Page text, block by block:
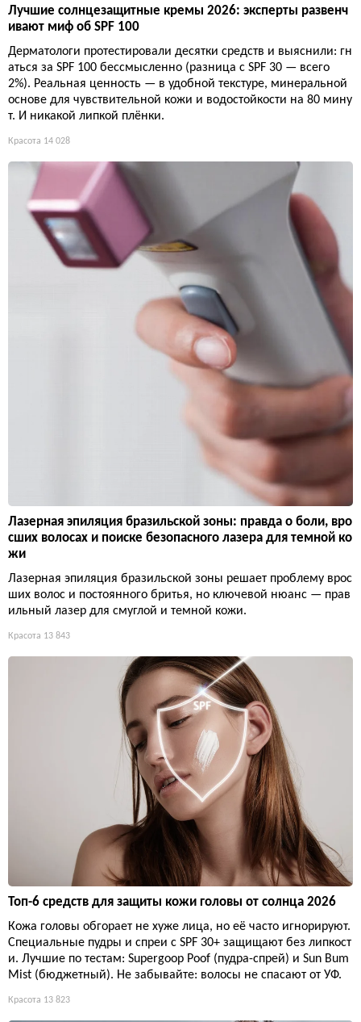
Лучшие солнцезащитные кремы 2026: эксперты развенч
ивают миф об SPF 100
Дерматологи протестировали десятки средств и выяснили: гн
аться за SPF 100 бессмысленно (разница с SPF 30 — всего
2%). Реальная ценность — в удобной текстуре, минеральной
основе для чувствительной кожи и водостойкости на 80 мину
т. И никакой липкой плёнки.
Красота 14 028
Лазерная эпиляция бразильской зоны: правда о боли, вро
сших волосах и поиске безопасного лазера для темной ко
жи
Лазерная эпиляция бразильской зоны решает проблему врос
ших волос и постоянного бритья, но ключевой нюанс — прав
ильный лазер для смуглой и темной кожи.
Красота 13 843
Топ-6 средств для защиты кожи головы от солнца 2026
Кожа головы обгорает не хуже лица, но её часто игнорируют.
Специальные пудры и спреи с SPF 30+ защищают без липкост
и. Лучшие по тестам: Supergoop Poof (пудра-спрей) и Sun Bum
Mist (бюджетный). Не забывайте: волосы не спасают от УФ.
Красота 13 823